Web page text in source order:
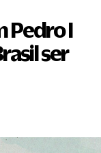
Pedro I
ser